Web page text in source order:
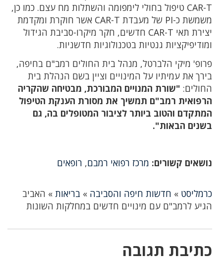
CAR-T טיפול בחולי לימפומה והשתלות מח עצם. כמו כן,
משמשת כ-PI של מעבדת CAR-T אשר חוקרת ומקדמת
יצירת תאי CAR-T חדשים, חקר מיקרו-סביבת הגידול
ומודיפיקציות גנטיות בטכנולוגיות חדשניות.
פרופ' מיקי הלברטל, מנהל בית החולים רמב"ם בחיפה,
בירך את עמיתיו על המינויים וציין בשם הנהלת בית
החולים: "שורת המנויים המבורכת, מבטיחה שהקריה
הרפואית רמב"ם תמשיך את מסורת הענקת הטיפול
המתקדם והטוב ביותר לציבור המטופלים בה, גם
בשנים הבאות".
נושאים קשורים: מרכז רפואי רמבם, רופאים
כרמליסט » חדשות חיפה והסביבה » בריאות » האביב
הגיע לרמב"ם עם מינויים חדשים במחלקות השונות
כתיבת תגובה